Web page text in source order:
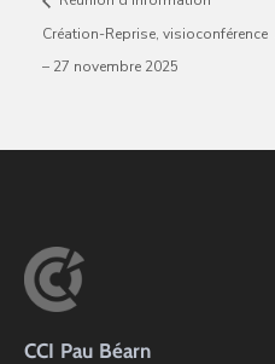
Création-Reprise, visioconférence
– 27 novembre 2025
CCI Pau Béarn